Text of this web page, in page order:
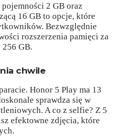
2 GB oraz
16 GB to opcje, które
Bezwzględnie
rozszerzenia pamięci za
GB.
chwile
Honor 5 Play ma 13
sprawdza się w
A co z selfie? Z 5
efektowne zdjęcia, które